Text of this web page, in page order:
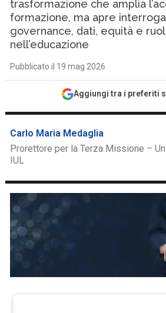
trasformazione che amplia
formazione, ma apre
governance, dati, equità e
nell’educazione
Pubblicato il 19 mag 2026
Aggiungi tra i preferiti
Carlo Maria Medaglia
Prorettore per la Terza Missione –
IUL